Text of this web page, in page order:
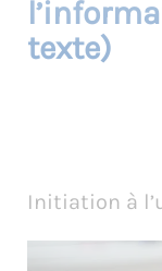
texte)
Initiation à